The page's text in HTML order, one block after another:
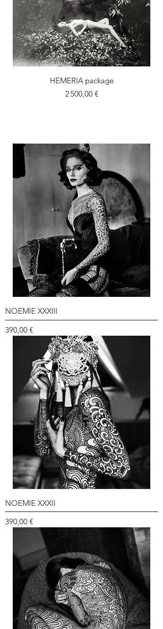
HEMERIA package
Prix
2 500,00 €
NOEMIE XXXIII
Prix
390,00 €
NOEMIE XXXII
Prix
390,00 €